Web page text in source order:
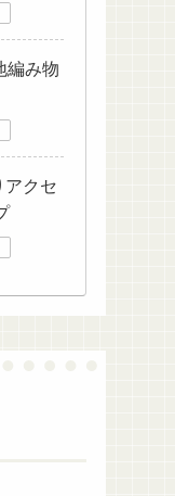
編み物
アクセ